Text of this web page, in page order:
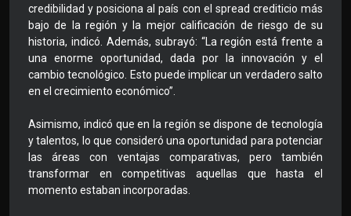
credibilidad y posiciona al país con el spread crediticio más
bajo de la región y la mejor calificación de riesgo de su
historia, indicó. Además, subrayó: “La región está frente a
una enorme oportunidad, dada por la innovación y el
cambio tecnológico. Esto puede implicar un verdadero salto
en el crecimiento económico”.
Asimismo, indicó que en la región se dispone de tecnología
y talentos, lo que consideró una oportunidad para potenciar
las áreas con ventajas comparativas, pero también
transformar en competitivas aquellas que hasta el
momento estaban incorporadas.